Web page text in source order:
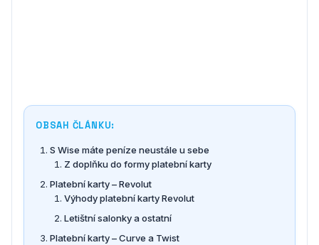
OBSAH ČLÁNKU:
S Wise máte peníze neustále u sebe
Z doplňku do formy platební karty
Platební karty – Revolut
Výhody platební karty Revolut
Letištní salonky a ostatní
Platební karty – Curve a Twist